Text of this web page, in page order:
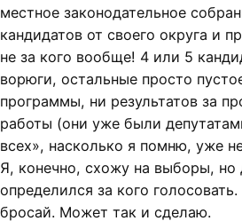
местное законодательное
кандидатов от своего округа и
не за кого вообще! 4 или 5
ворюги, остальные просто
программы, ни результатов за
работы (они уже были
всех», насколько я помню, уже
Я, конечно, схожу на выборы, но
определился за кого
бросай. Может так и сделаю.